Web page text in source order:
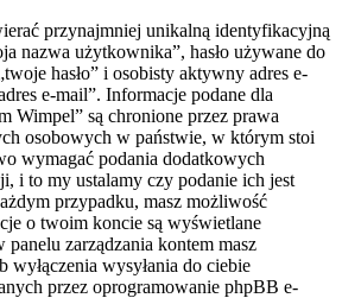
przynajmniej unikalną identyfikacyjną
nazwa użytkownika”, hasło używane do
hasło” i osobisty aktywny adres e-
e-mail”. Informacje podane dla
Wimpel” są chronione przez prawa
osobowych w państwie, w którym stoi
wymagać podania dodatkowych
i to my ustalamy czy podanie ich jest
przypadku, masz możliwość
o twoim koncie są wyświetlane
zarządzania kontem masz
wyłączenia wysyłania do ciebie
przez oprogramowanie phpBB e-